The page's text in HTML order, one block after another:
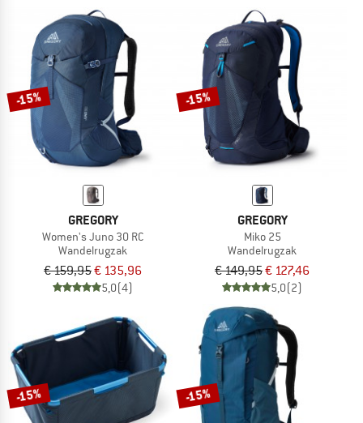
-15%
GREGORY
Women's Juno 30 RC
Wandelrugzak
€ 159,95€ 135,96
5,0(4)
-15%
GREGORY
Miko 25
Wandelrugzak
€ 149,95€ 127,46
5,0(2)
-15% -15%